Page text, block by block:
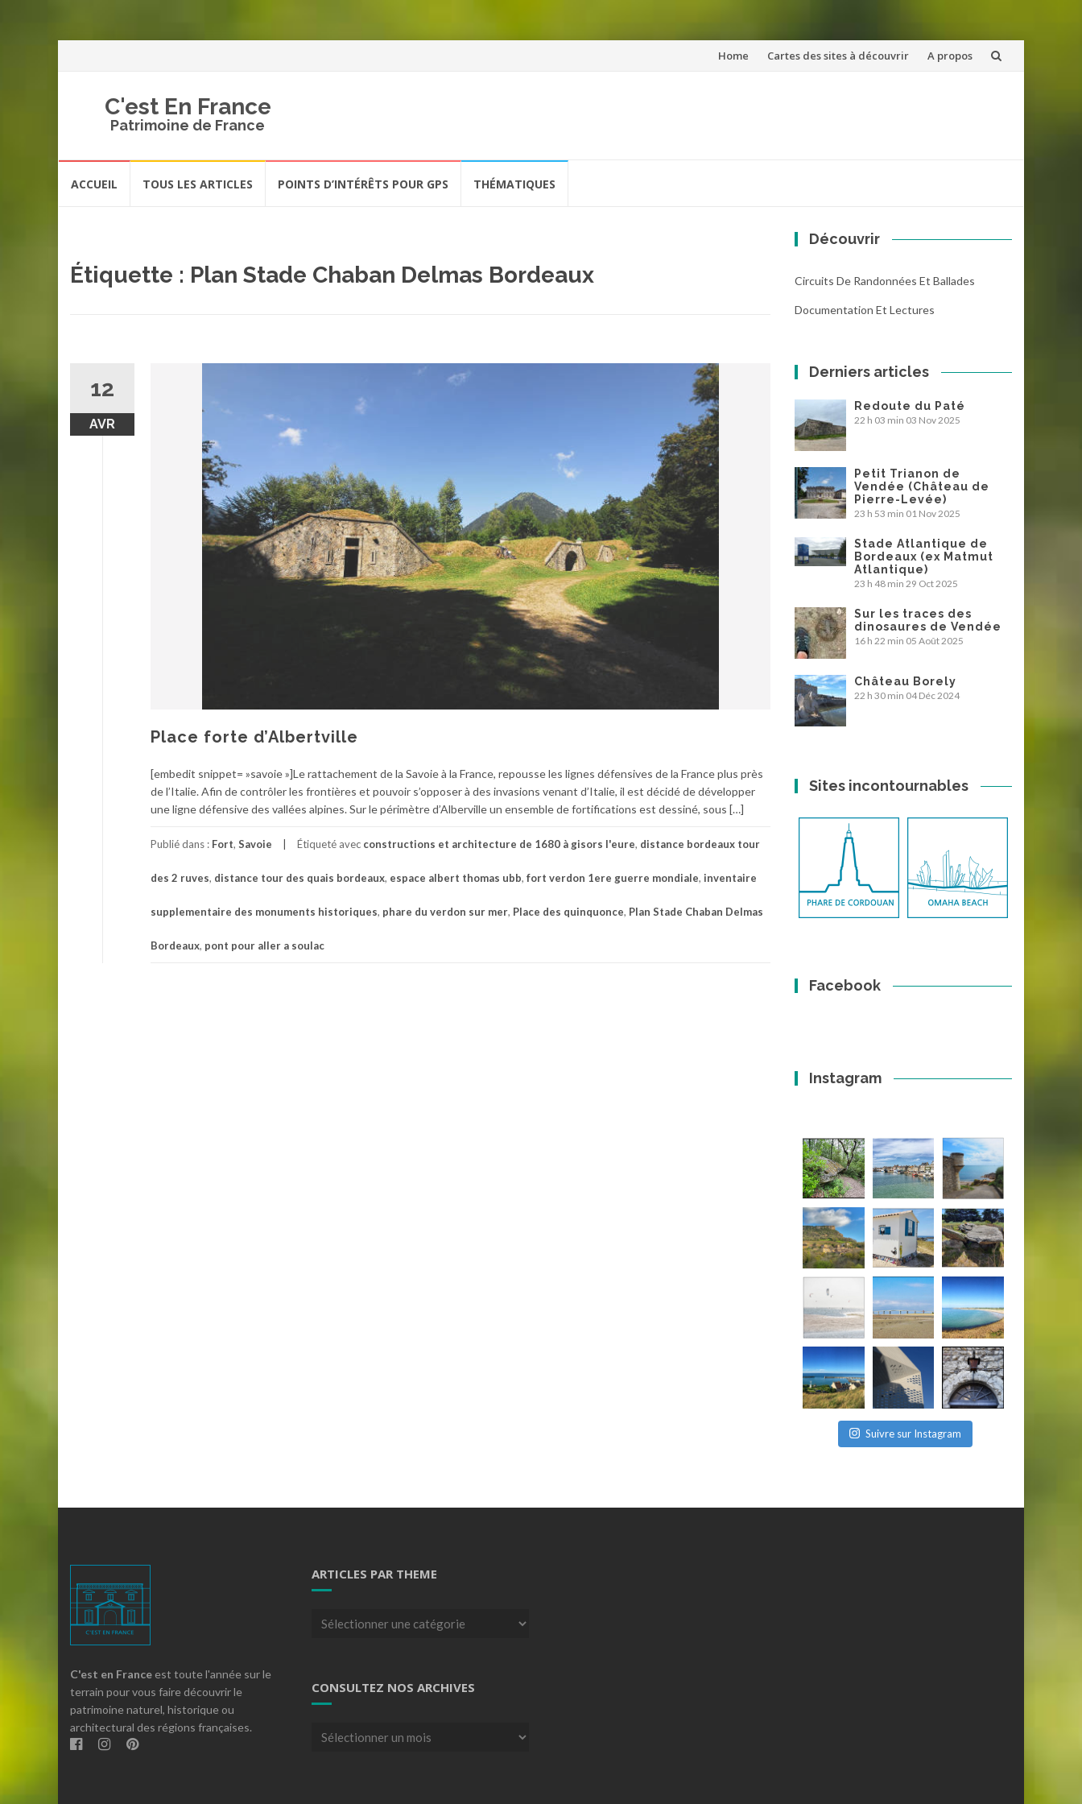
Aller
Home Cartes des sites à découvrir A propos
C'est En France
Patrimoine de France
ACCUEIL TOUS LES ARTICLES POINTS D’INTÉRÊTS POUR GPS THÉMATIQUES
Étiquette : Plan Stade Chaban Delmas Bordeaux
12
AVR
Place forte d’Albertville
[embedit snippet= »savoie »]Le rattachement de la Savoie à la France, repousse les lignes défensives de la France plus près
de l’Italie. Afin de contrôler les frontières et pouvoir s’opposer à des invasions venant d’Italie, il est décidé de développer
une ligne défensive des vallées alpines. Sur le périmètre d’Alberville un ensemble de fortifications est dessiné, sous […]
Publié dans : Fort, Savoie Étiqueté avec constructions et architecture de 1680 à gisors l'eure, distance bordeaux tour
des 2 ruves, distance tour des quais bordeaux, espace albert thomas ubb, fort verdon 1ere guerre mondiale, inventaire
supplementaire des monuments historiques, phare du verdon sur mer, Place des quinquonce, Plan Stade Chaban Delmas
Bordeaux, pont pour aller a soulac
Découvrir
Circuits De Randonnées Et Ballades
Documentation Et Lectures
Derniers articles
Redoute du Paté
22 h 03 min 03 Nov 2025
Petit Trianon de
Vendée (Château de
Pierre-Levée)
23 h 53 min 01 Nov 2025
Stade Atlantique de
Bordeaux (ex Matmut
Atlantique)
23 h 48 min 29 Oct 2025
Sur les traces des
dinosaures de Vendée
16 h 22 min 05 Août 2025
Château Borely
22 h 30 min 04 Déc 2024
Sites incontournables
Facebook
Instagram
Suivre sur Instagram
C'est en France est toute l'année sur le
terrain pour vous faire découvrir le
patrimoine naturel, historique ou
architectural des régions françaises.
ARTICLES PAR THEME
Articles
CONSULTEZ NOS ARCHIVES
Consultez